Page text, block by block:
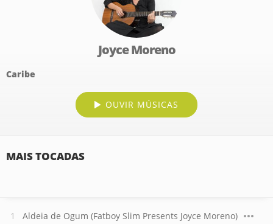
Joyce Moreno
Caribe
OUVIR MÚSICAS
MAIS TOCADAS
Aldeia de Ogum (Fatboy Slim Presents Joyce Moreno)